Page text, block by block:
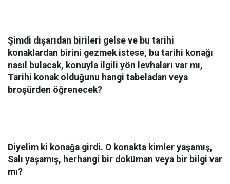
Şimdi dışarıdan birileri gelse ve bu tarihi
konaklardan birini gezmek istese, bu tarihi konağı
nasıl bulacak, konuyla ilgili yön levhaları var mı,
Tarihi konak olduğunu hangi tabeladan veya
broşürden öğrenecek?
Diyelim ki konağa girdi. O konakta kimler yaşamış,
Salı yaşamış, herhangi bir doküman veya bir bilgi var
mı?